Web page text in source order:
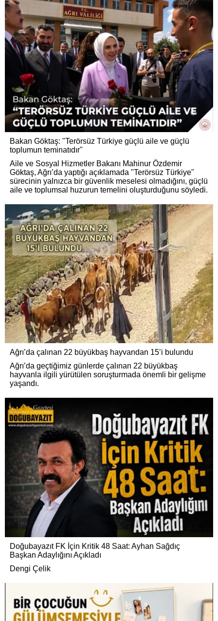
Bakan Göktaş: "Terörsüz Türkiye güçlü aile ve güçlü
toplumun teminatıdır"
Aile ve Sosyal Hizmetler Bakanı Mahinur Özdemir
Göktaş, Ağrı’da yaptığı açıklamada "Terörsüz Türkiye"
sürecinin yalnızca bir güvenlik meselesi olmadığını, güçlü
aile ve toplumsal huzurun temelini oluşturduğunu söyledi.
Ağrı’da çalınan 22 büyükbaş hayvandan 15’i bulundu
Ağrı’da geçtiğimiz günlerde çalınan 22 büyükbaş
hayvanla ilgili yürütülen soruşturmada önemli bir gelişme
yaşandı.
Doğubayazıt FK İçin Kritik 48 Saat: Ayhan Sağdıç
Başkan Adaylığını Açıkladı
Dengi Çelik